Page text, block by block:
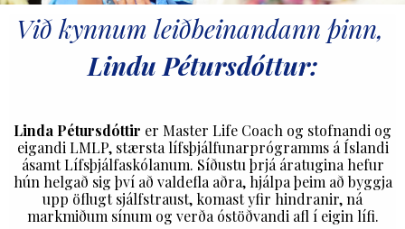
Við kynnum leiðbeinandann þinn,
Lindu Pétursdóttur:
Linda Pétursdóttir er Master Life Coach og stofnandi og
eigandi LMLP, stærsta lífsþjálfunarprógramms á Íslandi
ásamt Lífsþjálfaskólanum. Síðustu þrjá áratugina hefur
hún helgað sig því að valdefla aðra, hjálpa þeim að byggja
upp öflugt sjálfstraust, komast yfir hindranir, ná
markmiðum sínum og verða óstöðvandi afl í eigin lífi.